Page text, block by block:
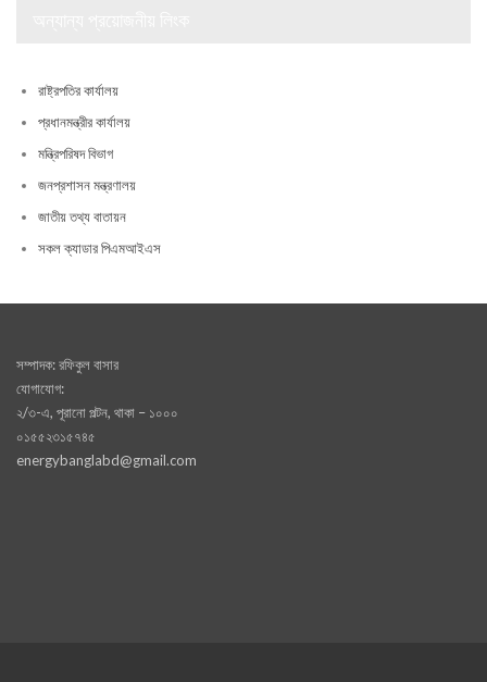
রাষ্ট্রপতির কার্যালয়
প্রধানমন্ত্রীর কার্যালয়
মন্ত্রিপরিষদ বিভাগ
জনপ্রশাসন মন্ত্রণালয়
জাতীয় তথ্য বাতায়ন
সকল ক্যাডার পিএমআইএস
সম্পাদক: রফিকুল বাসার
যোগাযোগ:
২/৩-এ, পূরানো পল্টন, থাকা – ১০০০
০১৫৫২৩১৫৭৪৫
energybanglabd@gmail.com